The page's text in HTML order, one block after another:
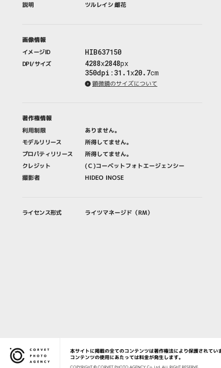
説明 ツルレイシ 雌花
画像情報
イメージID
HIB637150
DPI/サイズ 4288x2848px
350dpi : 31.1x20.7cm
顕微鏡のサイズについて
著作権情報
利用制限
ありません。
モデルリリース
所得してません。
プロパティリリース
所得してません。
クレジット
(Ｃ)コーベットフォトエージェンシー
撮影者
HIDEO INOSE
ライセンス形式 ライツマネージド（RM）
Corvet Photo Agency
本サイトに掲載の全てのコンテンツは著作権法により保護されてい
コンテンツの使用にあたっては料金が発生します。